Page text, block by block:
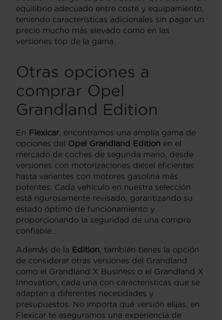
equilibrio adecuado entre coste y equipamiento,
teniendo características adicionales sin pagar un
precio mucho más elevado como en las
versiones top de la gama.
Otras opciones a
comprar Opel
Grandland Edition
En Flexicar, encontramos una amplia gama de
opciones del Opel Grandland Edition en el
mercado de coches de segunda mano, desde
versiones con motorizaciones diésel eficientes
hasta variantes con motores gasolina más
potentes. Cada vehículo en nuestra selección
está rigurosamente revisado, garantizando su
estado óptimo de funcionamiento y
proporcionando la seguridad de una compra
confiable.
Además de la Edition , también tienes la opción
de considerar otras versiones del Grandland
como el Grandland X Business o el Grandland X
Innovation, cada una con características que se
adaptan a diferentes necesidades y
presupuestos. No importa qué versión elijas, en
Flexicar te aseguramos una experiencia de